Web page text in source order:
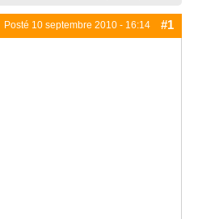
Posté 10 septembre 2010 - 16:14 #1